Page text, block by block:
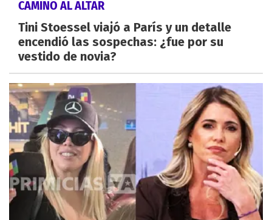
CAMINO AL ALTAR
Tini Stoessel viajó a París y un detalle
encendió las sospechas: ¿fue por su
vestido de novia?